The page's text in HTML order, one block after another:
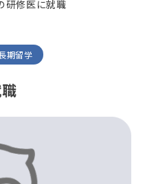
研修医に就職
期留学